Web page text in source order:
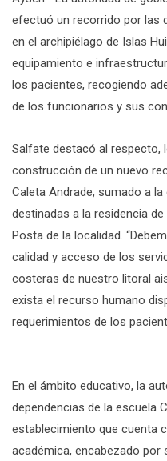
efectuó un recorrido por las
en el archipiélago de Islas
equipamiento e
los pacientes, recogiendo
de los funcionarios y sus
Salfate destacó al respecto,
construcción de un nuevo
Caleta Andrade, sumado a
destinadas a la residencia
Posta de la localidad.
calidad y acceso de los
costeras de nuestro litoral
exista el recurso humano
requerimientos de los
En el ámbito educativo, la
dependencias de la escuela
establecimiento que cuenta
académica, encabezado por